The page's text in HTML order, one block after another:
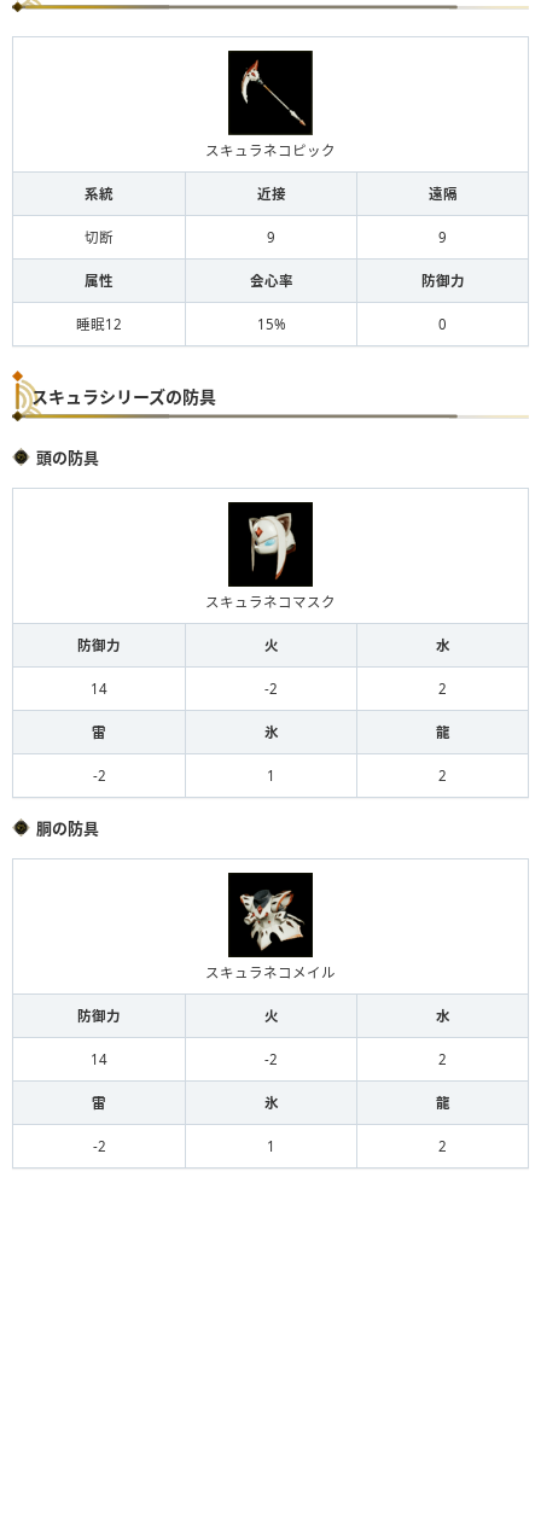
スキュラネコピック
系統 近接 遠隔
切断 9 9
属性 会心率 防御力
睡眠12 15% 0
スキュラシリーズの防具
頭の防具
スキュラネコマスク
防御力 火 水
14 -2 2
雷 氷 龍
-2 1 2
胴の防具
スキュラネコメイル
防御力 火 水
14 -2 2
雷 氷 龍
-2 1 2